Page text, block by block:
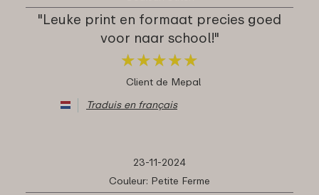
"Leuke print en formaat precies goed
voor naar school!"
★★★★★
★★★★★
Client de Mepal
Traduis en français
23-11-2024
Couleur: Petite Ferme